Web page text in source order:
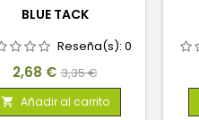
BLUE TACK
Reseña(s): 0
Precio
2,68 € Precio
base
3,35 €
 Añadir al carrito